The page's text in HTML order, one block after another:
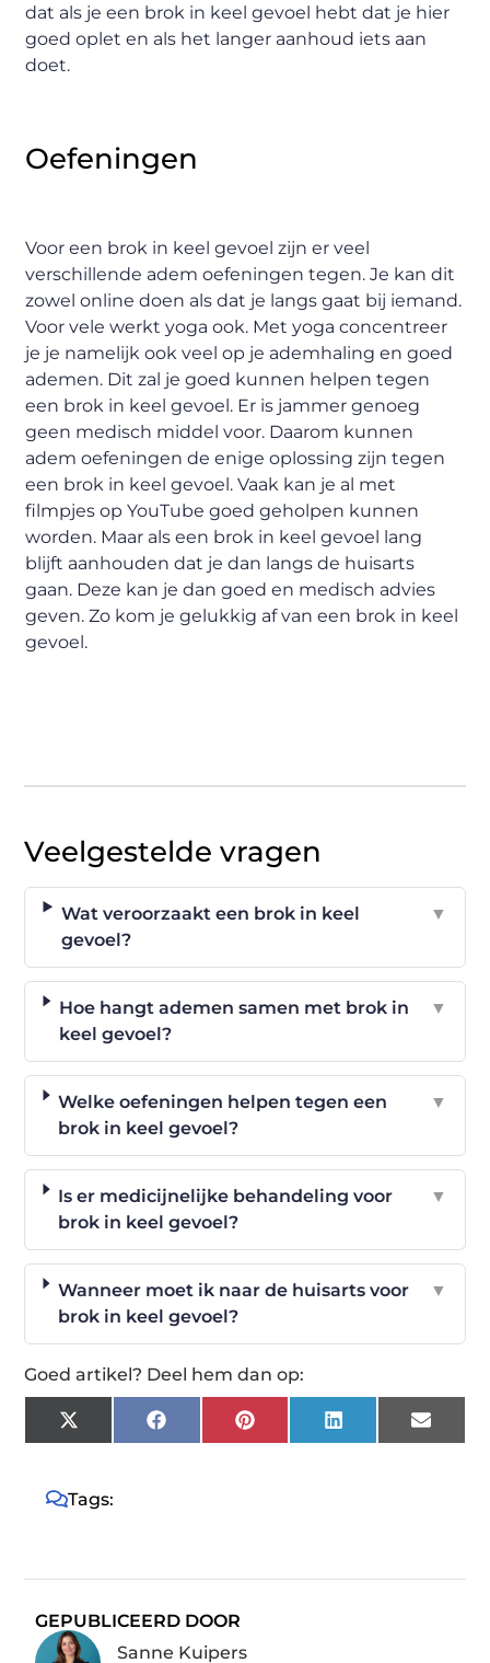
dat als je een brok in keel gevoel hebt dat je hier
goed oplet en als het langer aanhoud iets aan
doet.
Oefeningen
Voor een brok in keel gevoel zijn er veel
verschillende adem oefeningen tegen. Je kan dit
zowel online doen als dat je langs gaat bij iemand.
Voor vele werkt yoga ook. Met yoga concentreer
je je namelijk ook veel op je ademhaling en goed
ademen. Dit zal je goed kunnen helpen tegen
een brok in keel gevoel. Er is jammer genoeg
geen medisch middel voor. Daarom kunnen
adem oefeningen de enige oplossing zijn tegen
een brok in keel gevoel. Vaak kan je al met
filmpjes op YouTube goed geholpen kunnen
worden. Maar als een brok in keel gevoel lang
blijft aanhouden dat je dan langs de huisarts
gaan. Deze kan je dan goed en medisch advies
geven. Zo kom je gelukkig af van een brok in keel
gevoel.
Veelgestelde vragen
Wat veroorzaakt een brok in keel
gevoel?
▼
Hoe hangt ademen samen met brok in
keel gevoel?
▼
Welke oefeningen helpen tegen een
brok in keel gevoel?
▼
Is er medicijnelijke behandeling voor
brok in keel gevoel?
▼
Wanneer moet ik naar de huisarts voor
brok in keel gevoel?
▼
Goed artikel? Deel hem dan op:
X
(Twitter)
FacebookPinterestLinkedIn Email
Tags:
GEPUBLICEERD DOOR
Sanne Kuipers